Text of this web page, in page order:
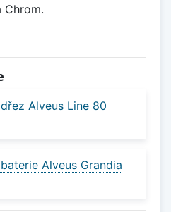
Chrom.
Alveus Line 80
Alveus Grandia